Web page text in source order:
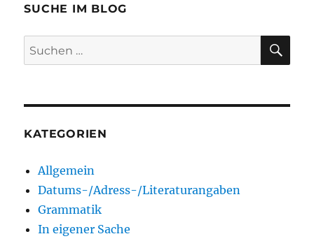
SUCHE IM BLOG
Suchen
nach:
KATEGORIEN
Allgemein
Datums-/Adress-/Literaturangaben
Grammatik
In eigener Sache